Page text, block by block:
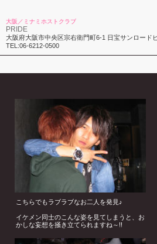
大阪／ミナミホストクラブ
PRIDE
大阪府大阪市中央区宗右衛門町6-1 日宝サンロード
TEL:06-6212-0500
こちらでもラブラブなお二人を発見♪
イケメン同士のこんな姿を見てしまうと、お
かしな妄想を掻き立てられますね～!!